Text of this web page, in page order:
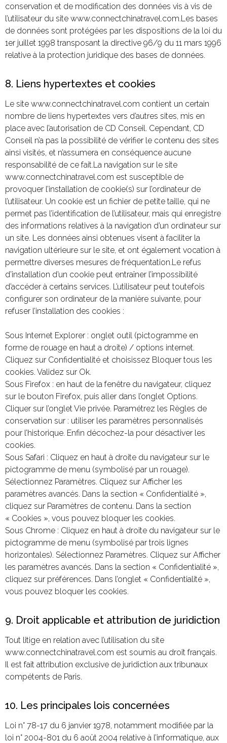
conservation et de modification des données vis à vis de
l’utilisateur du site www.connectchinatravel.com.Les bases
de données sont protégées par les dispositions de la loi du
1er juillet 1998 transposant la directive 96/9 du 11 mars 1996
relative à la protection juridique des bases de données.
8. Liens hypertextes et cookies
Le site www.connectchinatravel.com contient un certain
nombre de liens hypertextes vers d’autres sites, mis en
place avec l’autorisation de CD Conseil. Cependant, CD
Conseil n’a pas la possibilité de vérifier le contenu des sites
ainsi visités, et n’assumera en conséquence aucune
responsabilité de ce fait.La navigation sur le site
www.connectchinatravel.com est susceptible de
provoquer l’installation de cookie(s) sur l’ordinateur de
l’utilisateur. Un cookie est un fichier de petite taille, qui ne
permet pas l’identification de l’utilisateur, mais qui enregistre
des informations relatives à la navigation d’un ordinateur sur
un site. Les données ainsi obtenues visent à faciliter la
navigation ultérieure sur le site, et ont également vocation à
permettre diverses mesures de fréquentation.Le refus
d’installation d’un cookie peut entraîner l’impossibilité
d’accéder à certains services. L’utilisateur peut toutefois
configurer son ordinateur de la manière suivante, pour
refuser l’installation des cookies :
Sous Internet Explorer : onglet outil (pictogramme en
forme de rouage en haut a droite) / options internet.
Cliquez sur Confidentialité et choisissez Bloquer tous les
cookies. Validez sur Ok.
Sous Firefox : en haut de la fenêtre du navigateur, cliquez
sur le bouton Firefox, puis aller dans l’onglet Options.
Cliquer sur l’onglet Vie privée. Paramétrez les Règles de
conservation sur : utiliser les paramètres personnalisés
pour l’historique. Enfin décochez-la pour désactiver les
cookies.
Sous Safari : Cliquez en haut à droite du navigateur sur le
pictogramme de menu (symbolisé par un rouage).
Sélectionnez Paramètres. Cliquez sur Afficher les
paramètres avancés. Dans la section « Confidentialité »,
cliquez sur Paramètres de contenu. Dans la section
« Cookies », vous pouvez bloquer les cookies.
Sous Chrome : Cliquez en haut à droite du navigateur sur le
pictogramme de menu (symbolisé par trois lignes
horizontales). Sélectionnez Paramètres. Cliquez sur Afficher
les paramètres avancés. Dans la section « Confidentialité »,
cliquez sur préférences. Dans l’onglet « Confidentialité »,
vous pouvez bloquer les cookies.
9. Droit applicable et attribution de juridiction
Tout litige en relation avec l’utilisation du site
www.connectchinatravel.com est soumis au droit français.
Il est fait attribution exclusive de juridiction aux tribunaux
compétents de Paris.
10. Les principales lois concernées
Loi n° 78-17 du 6 janvier 1978, notamment modifiée par la
loi n° 2004-801 du 6 août 2004 relative à l’informatique, aux